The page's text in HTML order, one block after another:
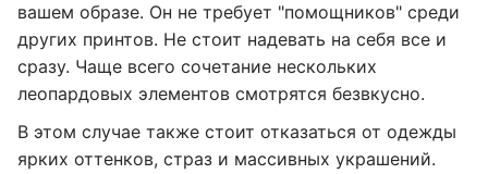
вашем образе. Он не требует "помощников" среди
других принтов. Не стоит надевать на себя все и
сразу. Чаще всего сочетание нескольких
леопардовых элементов смотрятся безвкусно.
В этом случае также стоит отказаться от одежды
ярких оттенков, страз и массивных украшений.